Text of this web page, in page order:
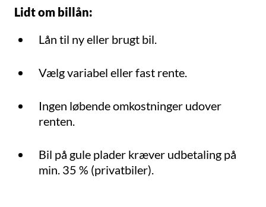
Lidt om billån:
Lån til ny eller brugt bil.
Vælg variabel eller fast rente.
Ingen løbende omkostninger udover
renten.
Bil på gule plader kræver udbetaling på
min. 35 % (privatbiler).